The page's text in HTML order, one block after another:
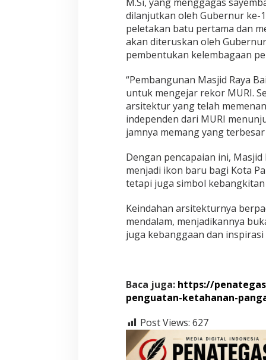
dilanjutkan oleh Gubernur ke-
peletakan batu pertama dan
akan diteruskan oleh
pembentukan kelembagaan
“Pembangunan Masjid Raya
untuk mengejar rekor MURI.
arsitektur yang telah
independen dari MURI
jamnya memang yang
Dengan pencapaian ini,
menjadi ikon baru bagi Kota
tetapi juga simbol
Keindahan arsitekturnya
mendalam, menjadikannya
juga kebanggaan dan
Baca juga: https://
penguatan-ketahanan-
Post Views: 627